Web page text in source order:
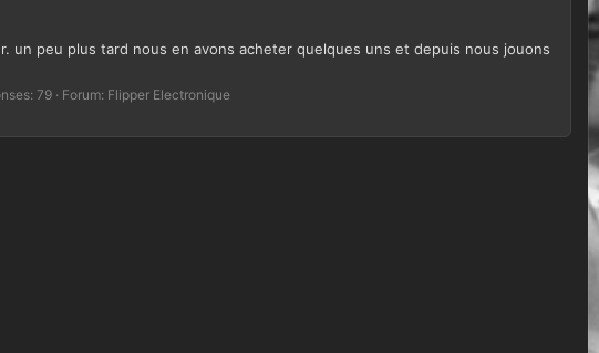
peu plus tard nous en avons acheter quelques uns et depuis nous jouons
79 Forum: Flipper Electronique